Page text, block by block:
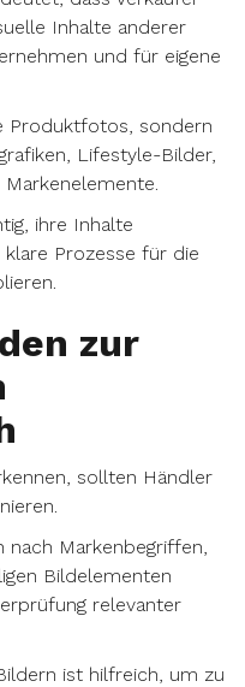
Inhalte anderer
und für eigene
Produktfotos, sondern
Lifestyle-Bilder,
ihre Inhalte
Prozesse für die
zur
sollten Händler
nach Markenbegriffen,
Bildelementen
relevanter
ist hilfreich, um zu